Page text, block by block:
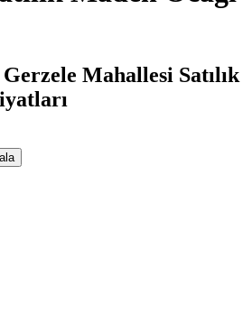
Mahallesi Satılık